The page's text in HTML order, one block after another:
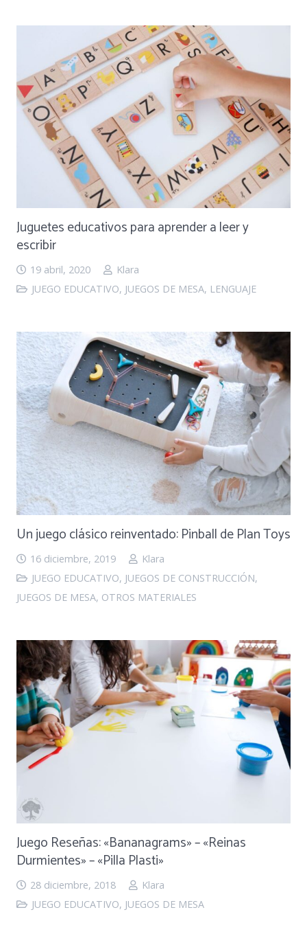
Juguetes educativos para aprender a leer y
escribir
19 abril, 2020
Klara
JUEGO EDUCATIVO, JUEGOS DE MESA, LENGUAJE
Un juego clásico reinventado: Pinball de Plan Toys
16 diciembre, 2019
Klara
JUEGO EDUCATIVO, JUEGOS DE CONSTRUCCIÓN,
JUEGOS DE MESA, OTROS MATERIALES
Juego Reseñas: «Bananagrams» – «Reinas
Durmientes» – «Pilla Plasti»
28 diciembre, 2018
Klara
JUEGO EDUCATIVO, JUEGOS DE MESA